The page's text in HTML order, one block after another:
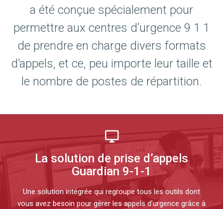
a été conçue spécialement pour
permettre aux centres d’urgence 9 1 1
de prendre en charge divers formats
d’appels, et ce, peu importe leur taille et
le nombre de postes de répartition.
La solution de prise d’appels
Guardian 9-1-1
Une solution intégrée qui regroupe tous les outils dont
vous avez besoin pour gérer les appels d’urgence grâce à